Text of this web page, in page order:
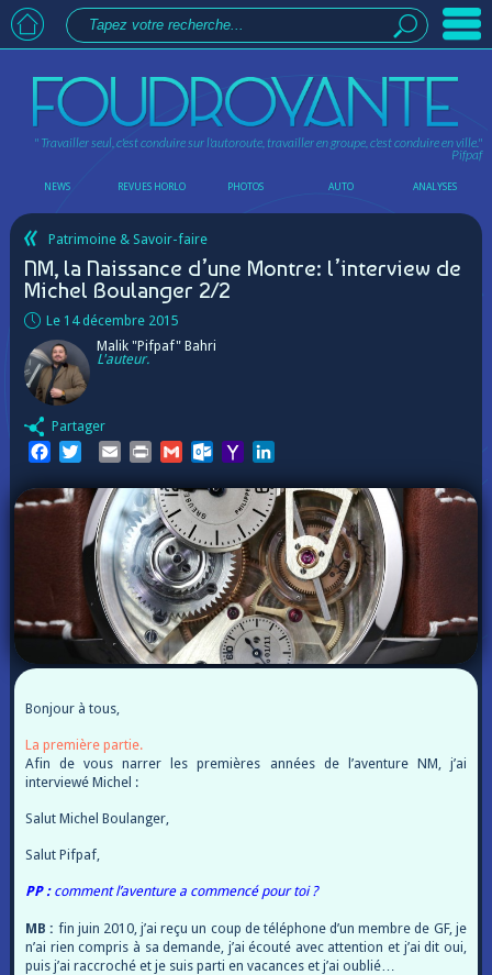
" Travailler seul, c'est conduire sur l'autoroute, travailler en groupe, c'est conduire en ville."
Pifpaf
NEWS REVUES HORLO PHOTOS AUTO ANALYSES
Patrimoine & Savoir-faire
NM, la Naissance d’une Montre: l’interview de
Michel Boulanger 2/2
Le 14 décembre 2015
Malik "Pifpaf" Bahri
L'auteur.
Partager
FacebookTwitterEmailPrint GmailOutlook.com
Yahoo
Bonjour à tous,
La première partie.
Afin de vous narrer les premières années de l’aventure NM, j’ai
interviewé Michel :
Salut Michel Boulanger,
Salut Pifpaf,
PP :comment l’aventure a commencé pour toi ?
MB : fin juin 2010, j’ai reçu un coup de téléphone d’un membre de GF, je
n’ai rien compris à sa demande, j’ai écouté avec attention et j’ai dit oui,
puis j’ai raccroché et je suis parti en vacances et j’ai oublié…